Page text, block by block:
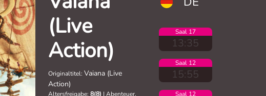
(Live
Action)
Originaltitel: Vaiana (Live
Action)
Altersfreigabe: 8(8) | Abenteuer,
Saal 17
13:35
Saal 12
15:55
Saal 12